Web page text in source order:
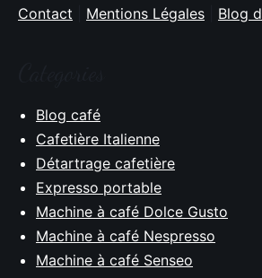
Contact Mentions Légales Blog
Blog café
Cafetière Italienne
Détartrage cafetière
Expresso portable
Machine à café Dolce Gusto
Machine à café Nespresso
Machine à café Senseo